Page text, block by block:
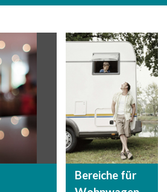
Bereiche für